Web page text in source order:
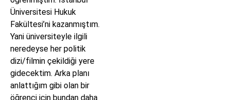
Üniversitesi Hukuk
Fakültesi’ni kazanmıştım.
Yani üniversiteyle ilgili
neredeyse her politik
dizi/filmin çekildiği yere
gidecektim. Arka planı
anlattığım gibi olan bir
öğrenci için bundan daha